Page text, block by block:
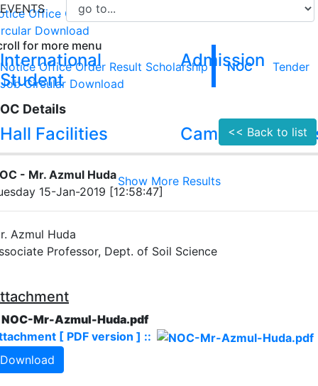
EVENTS
International
Student
Admission
Hall Facilities Campus
Show More Results
Office Order Result
Download
for more menu
Notice Office Order Result Scholarship NOC
Tender
Job Circular Download
Details
<< Back to list
- Mr. Azmul Huda
15-Jan-2019 [12:58:47]
Azmul Huda
Professor, Dept. of Soil Science
NOC-Mr-Azmul-Huda.pdf
[ PDF version ] ::
Download